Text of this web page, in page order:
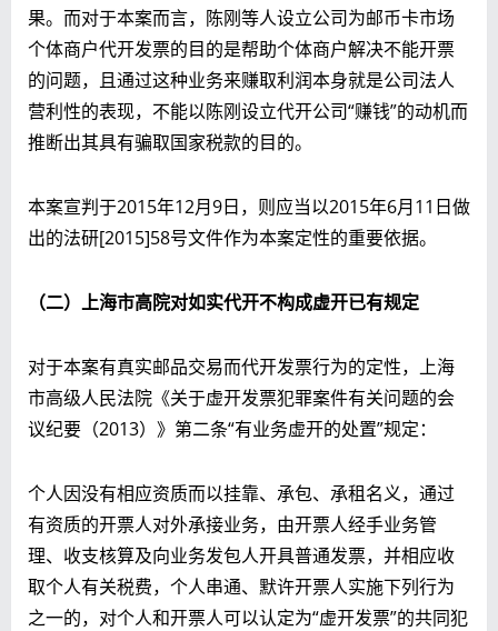
果。而对于本案而言，陈刚等人设立公司为邮币卡市场
个体商户代开发票的目的是帮助个体商户解决不能开票
的问题，且通过这种业务来赚取利润本身就是公司法人
营利性的表现，不能以陈刚设立代开公司“赚钱”的动机而
推断出其具有骗取国家税款的目的。
本案宣判于2015年12月9日，则应当以2015年6月11日做
出的法研[2015]58号文件作为本案定性的重要依据。
（二）上海市高院对如实代开不构成虚开已有规定
对于本案有真实邮品交易而代开发票行为的定性，上海
市高级人民法院《关于虚开发票犯罪案件有关问题的会
议纪要（2013）》第二条“有业务虚开的处置”规定：
个人因没有相应资质而以挂靠、承包、承租名义，通过
有资质的开票人对外承接业务，由开票人经手业务管
理、收支核算及向业务发包人开具普通发票，并相应收
取个人有关税费，个人串通、默许开票人实施下列行为
之一的，对个人和开票人可以认定为“虚开发票”的共同犯